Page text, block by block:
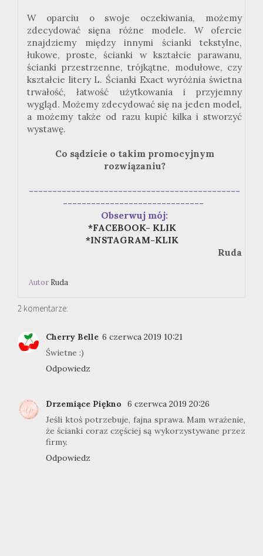
W oparciu o swoje oczekiwania, możemy
zdecydować sięna różne modele. W ofercie
znajdziemy między innymi ścianki tekstylne,
łukowe, proste, ścianki w kształcie parawanu,
ścianki przestrzenne, trójkątne, modułowe, czy
kształcie litery L. Ścianki Exact wyróżnia świetna
trwałość, łatwość użytkowania i przyjemny
wygląd. Możemy zdecydować się na jeden model,
a możemy także od razu kupić kilka i stworzyć
wystawę.
Co sądzicie o takim promocyjnym
rozwiązaniu?
---------------------------------------------
------------------------------
Obserwuj mój:
*FACEBOOK- KLIK
*INSTAGRAM-KLIK
Ruda
Autor Ruda
2 komentarze:
Cherry Belle 6 czerwca 2019 10:21
Świetne :)
Odpowiedz
Drzemiące Piękno
6 czerwca 2019 20:26
Jeśli ktoś potrzebuje, fajna sprawa. Mam wrażenie,
że ścianki coraz częściej są wykorzystywane przez
firmy.
Odpowiedz